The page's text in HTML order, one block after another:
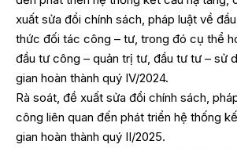
xuất sửa đổi chính sách, pháp luật về
thức đối tác công – tư, trong đó cụ thể
đầu tư công – quản trị tư, đầu tư tư – sử
gian hoàn thành quý IV/2024.
Rà soát, đề xuất sửa đổi chính sách,
công liên quan đến phát triển hệ thống
gian hoàn thành quý II/2025.